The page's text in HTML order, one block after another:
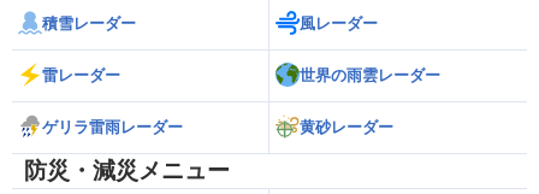
積雪レーダー 風レーダー
雷レーダー 世界の雨雲レーダー
ゲリラ雷雨レーダー 黄砂レーダー
防災・減災メニュー